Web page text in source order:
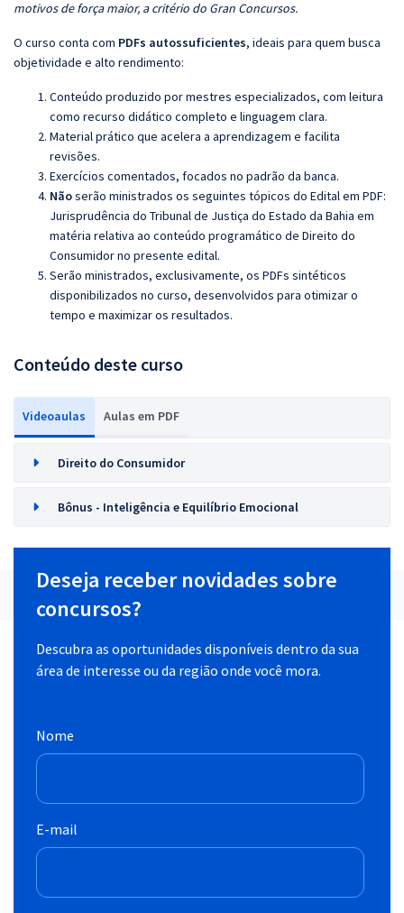
motivos de força maior, a critério do Gran Concursos.
O curso conta com PDFs autossuficientes, ideais para quem busca
objetividade e alto rendimento:
Conteúdo produzido por mestres especializados, com leitura
como recurso didático completo e linguagem clara.
Material prático que acelera a aprendizagem e facilita
revisões.
Exercícios comentados, focados no padrão da banca.
Nãoserão ministrados os seguintes tópicos do Edital em PDF:
Jurisprudência do Tribunal de Justiça do Estado da Bahia em
matéria relativa ao conteúdo programático de Direito do
Consumidor no presente edital.
Serão ministrados, exclusivamente, os PDFs sintéticos
disponibilizados no curso, desenvolvidos para otimizar o
tempo e maximizar os resultados.
Conteúdo deste curso
Videoaulas Aulas em PDF
Direito do Consumidor
Bônus - Inteligência e Equilíbrio Emocional
Deseja receber novidades sobre
concursos?
Descubra as oportunidades disponíveis dentro da sua
área de interesse ou da região onde você mora.
Nome
E-mail